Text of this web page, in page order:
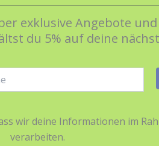
exklusive Angebote
du 5% auf deine
wir deine Informationen im
verarbeiten.